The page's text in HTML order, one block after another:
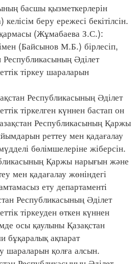
басшы қызметкерлерін
беру ережесі бекітілсін.
(Жұмабаева З.С.):
(Байсынов М.Б.) бірлесіп,
Әділет
тіркеу шараларын
Республикасының Әділет
тіркелген күннен бастап он
Республикасының Қаржы
реттеу мен қадағалау
бөлімшелеріне жіберсін.
Қаржы нарығын және
мен қадағалау жөніндегі
ету департаменті
Республикасының Әділет
тіркеуден өткен күннен
осы қаулыны Қазақстан
бұқаралық ақпарат
шараларын қолға алсын.